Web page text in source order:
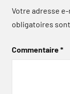
Votre adresse e-
obligatoires
Commentaire*